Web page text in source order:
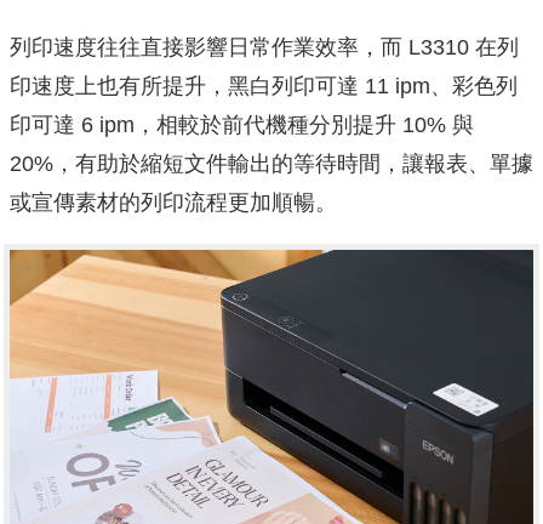
列印速度往往直接影響日常作業效率，而 L3310 在列
印速度上也有所提升，黑白列印可達 11 ipm、彩色列
印可達 6 ipm，相較於前代機種分別提升 10% 與
20%，有助於縮短文件輸出的等待時間，讓報表、單據
或宣傳素材的列印流程更加順暢。